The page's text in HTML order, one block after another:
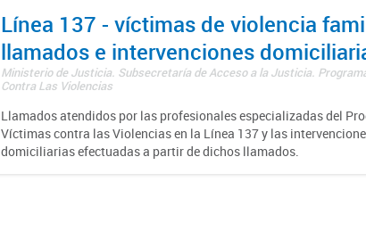
Línea 137 - víctimas de violencia
llamados e intervenciones
Ministerio de Justicia. Subsecretaría de Acceso a la Justicia.
Contra Las Violencias
Llamados atendidos por las profesionales especializadas del
Víctimas contra las Violencias en la Línea 137 y las
domiciliarias efectuadas a partir de dichos llamados.